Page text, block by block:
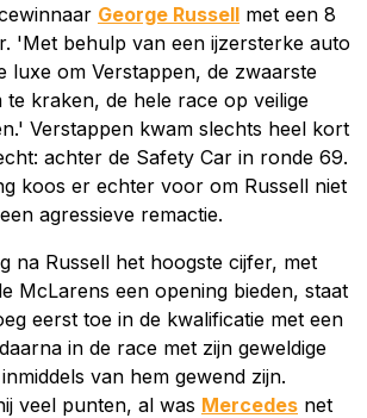
George Russell met een 8
'Met behulp van een ijzersterke auto
luxe om Verstappen, de zwaarste
te kraken, de hele race op veilige
Verstappen kwam slechts heel kort
achter de Safety Car in ronde 69.
koos er echter voor om Russell niet
agressieve remactie.
na Russell het hoogste cijfer, met
McLarens een opening bieden, staat
eerst toe in de kwalificatie met een
in de race met zijn geweldige
van hem gewend zijn.
veel punten, al was Mercedes net